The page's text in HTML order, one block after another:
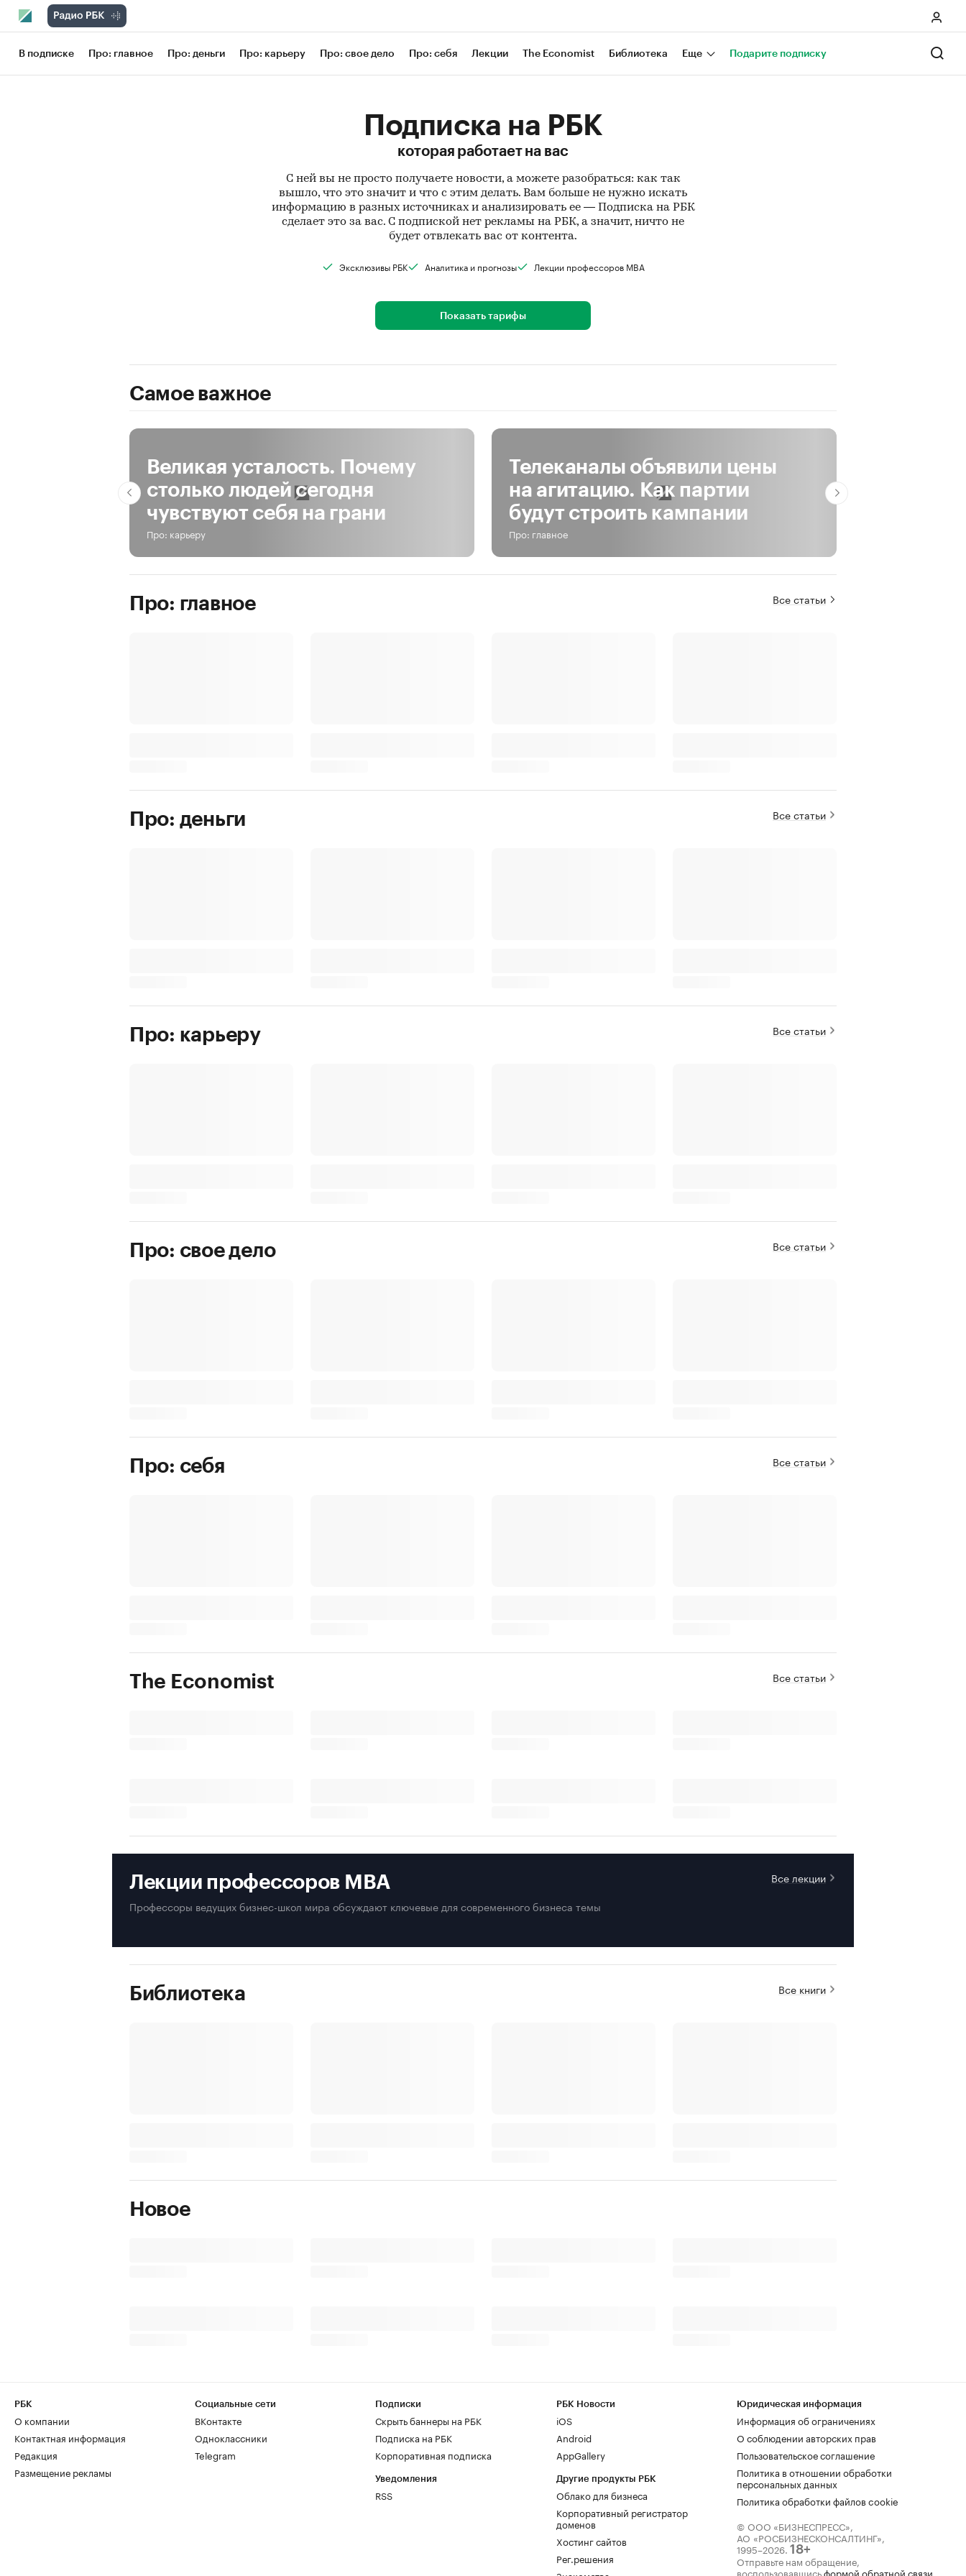
В подписке Про: главное Про: деньги Про: карьеру Про: свое дело Про: себя Лекции The Economist Библиотека Еще Подарите подписку
Подписка на РБК
которая работает на вас
С ней вы не просто получаете новости, а можете разобраться: как так
вышло, что это значит и что с этим делать. Вам больше не нужно искать
информацию в разных источниках и анализировать ее — Подписка на РБК
сделает это за вас. С подпиской нет рекламы на РБК, а значит, ничто не
будет отвлекать вас от контента.
Эксклюзивы РБК Аналитика и прогнозы Лекции профессоров MBA
Показать тарифы
Самое важное
Великая усталость. Почему
столько людей сегодня
чувствуют себя на грани
Про: карьеру
Телеканалы объявили цены
на агитацию. Как партии
будут строить кампании
Про: главное
Про: главное Все статьи
Про: деньги Все статьи
Про: карьеру Все статьи
Про: свое дело Все статьи
Про: себя Все статьи
The Economist Все статьи
Лекции профессоров MBA
Все лекции
Профессоры ведущих бизнес-школ мира обсуждают ключевые для современного бизнеса темы
Библиотека Все книги
Новое
РБК
О компании
Контактная информация
Редакция
Размещение рекламы
Социальные сети
ВКонтакте
Одноклассники
Telegram
Подписки
Скрыть баннеры на РБК
Подписка на РБК
Корпоративная подписка
Уведомления
RSS
РБК Новости
iOS
Android
AppGallery
Другие продукты РБК
Облако для бизнеса
Корпоративный регистратор
доменов
Хостинг сайтов
Рег.решения
Юридическая информация
Информация об ограничениях
О соблюдении авторских прав
Пользовательское соглашение
Политика в отношении обработки
персональных данных
Политика обработки файлов cookie
© ООО «БИЗНЕСПРЕСС»,
АО «РОСБИЗНЕСКОНСАЛТИНГ»,
1995–2026. 18+
Отправьте нам обращение,
воспользовавшисьформой обратной связи